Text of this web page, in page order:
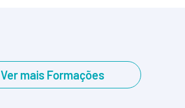
Ver mais Formações